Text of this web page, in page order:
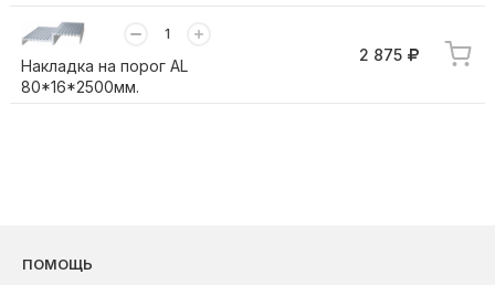
Накладка на порог AL
80*16*2500мм.
2 875
ПОМОЩЬ